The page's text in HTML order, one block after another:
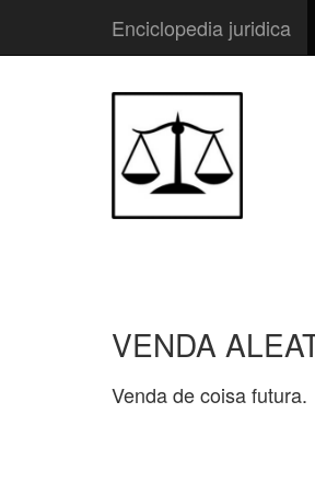
Enciclopedia juridica
VENDA
Venda de coisa futura.